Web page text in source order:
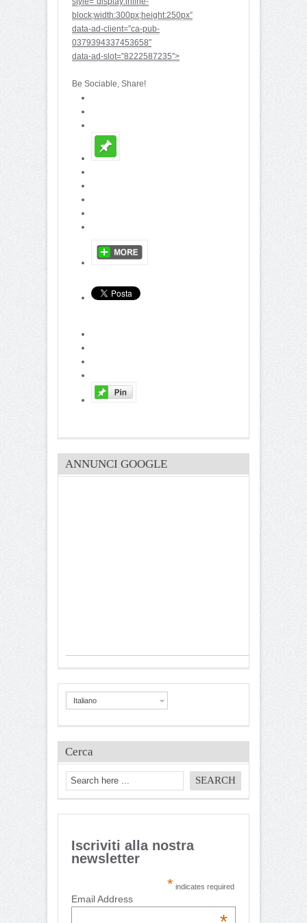
block;width:300px;height:250px”
data-ad-client=”ca-pub-
0379394337453658″
data-ad-slot=”8222587235″>
Be Sociable, Share!
ANNUNCI GOOGLE
Italiano
Cerca
Iscriviti alla nostra
newsletter
* indicates required
Email Address